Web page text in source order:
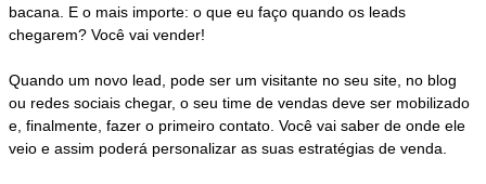
bacana. E o mais importe: o que eu faço quando os leads
chegarem? Você vai vender!
Quando um novo lead, pode ser um visitante no seu site, no blog
ou redes sociais chegar, o seu time de vendas deve ser mobilizado
e, finalmente, fazer o primeiro contato. Você vai saber de onde ele
veio e assim poderá personalizar as suas estratégias de venda.